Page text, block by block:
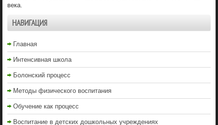
века.
НАВИГАЦИЯ
Главная
Интенсивная школа
Болонский процесс
Методы физического воспитания
Обучение как процесс
Воспитание в детских дошкольных учреждениях